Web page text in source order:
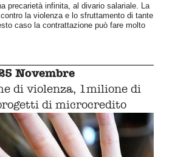
precarietà infinita, al divario salariale. La
la violenza e lo sfruttamento di tante
caso la contrattazione può fare molto
Novembre
di violenza, 1milione di
di microcredito